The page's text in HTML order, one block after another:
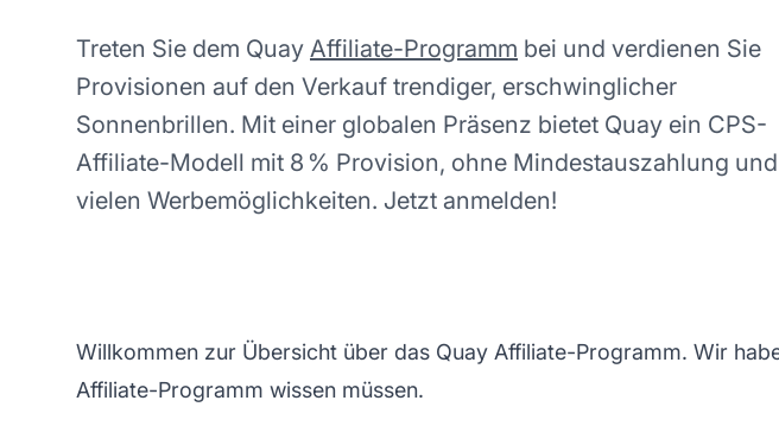
Treten Sie dem Quay Affiliate-Programm bei und verdienen Sie
Provisionen auf den Verkauf trendiger, erschwinglicher
Sonnenbrillen. Mit einer globalen Präsenz bietet Quay ein CPS-
Affiliate-Modell mit 8 % Provision, ohne Mindestauszahlung und
vielen Werbemöglichkeiten. Jetzt anmelden!
Willkommen zur Übersicht über das Quay Affiliate-Programm. Wir
Affiliate-Programm wissen müssen.